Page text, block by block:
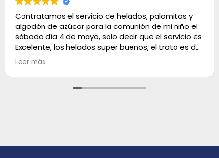
Contratamos el servicio de helados, palomitas y
algodón de azúcar para la comunión de mi niño el
sábado día 4 de mayo, solo decir que el servicio es
Excelente, los helados super buenos, el trato es de
100. Muchas gracias
Leer más